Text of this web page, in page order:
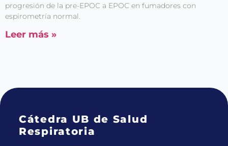
progresión de la pre-EPOC a EPOC en fumadores con
espirometría normal.
Leer más »
Cátedra UB de Salud
Respiratoria